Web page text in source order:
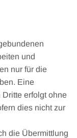
und
nur für die
Eine
erfolgt ohne
dies nicht zur
die Übermittlung